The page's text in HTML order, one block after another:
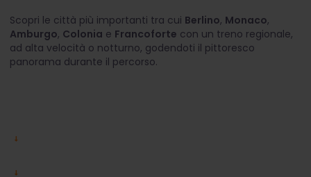
Scopri le città più importanti tra cui Berlino, Monaco,
Amburgo, Colonia e Francoforte con un treno regionale,
ad alta velocità o notturno, godendoti il pittoresco
panorama durante il percorso.